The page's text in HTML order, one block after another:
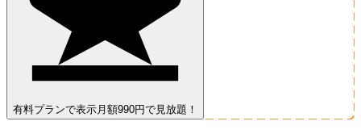
有料プランで表示 月額990円で見放題！